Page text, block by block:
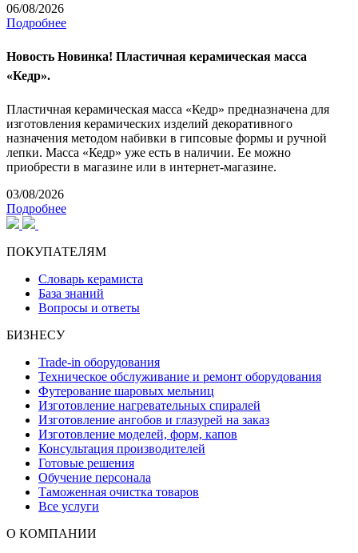
06/08/2026
Подробнее
Новость Новинка! Пластичная керамическая масса
«Кедр».
Пластичная керамическая масса «Кедр» предназначена для
изготовления керамических изделий декоративного
назначения методом набивки в гипсовые формы и ручной
лепки. Масса «Кедр» уже есть в наличии. Ее можно
приобрести в магазине или в интернет-магазине.
03/08/2026
Подробнее
ПОКУПАТЕЛЯМ
Словарь керамиста
База знаний
Вопросы и ответы
БИЗНЕСУ
Trade-in оборудования
Техническое обслуживание и ремонт оборудования
Футерование шаровых мельниц
Изготовление нагревательных спиралей
Изготовление ангобов и глазурей на заказ
Изготовление моделей, форм, капов
Консультация производителей
Готовые решения
Обучение персонала
Таможенная очистка товаров
Все услуги
О КОМПАНИИ